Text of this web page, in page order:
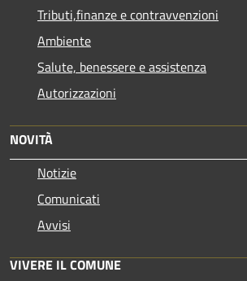
Tributi,finanze e contravvenzioni
Ambiente
Salute, benessere e assistenza
Autorizzazioni
NOVITÀ
Notizie
Comunicati
Avvisi
VIVERE IL COMUNE